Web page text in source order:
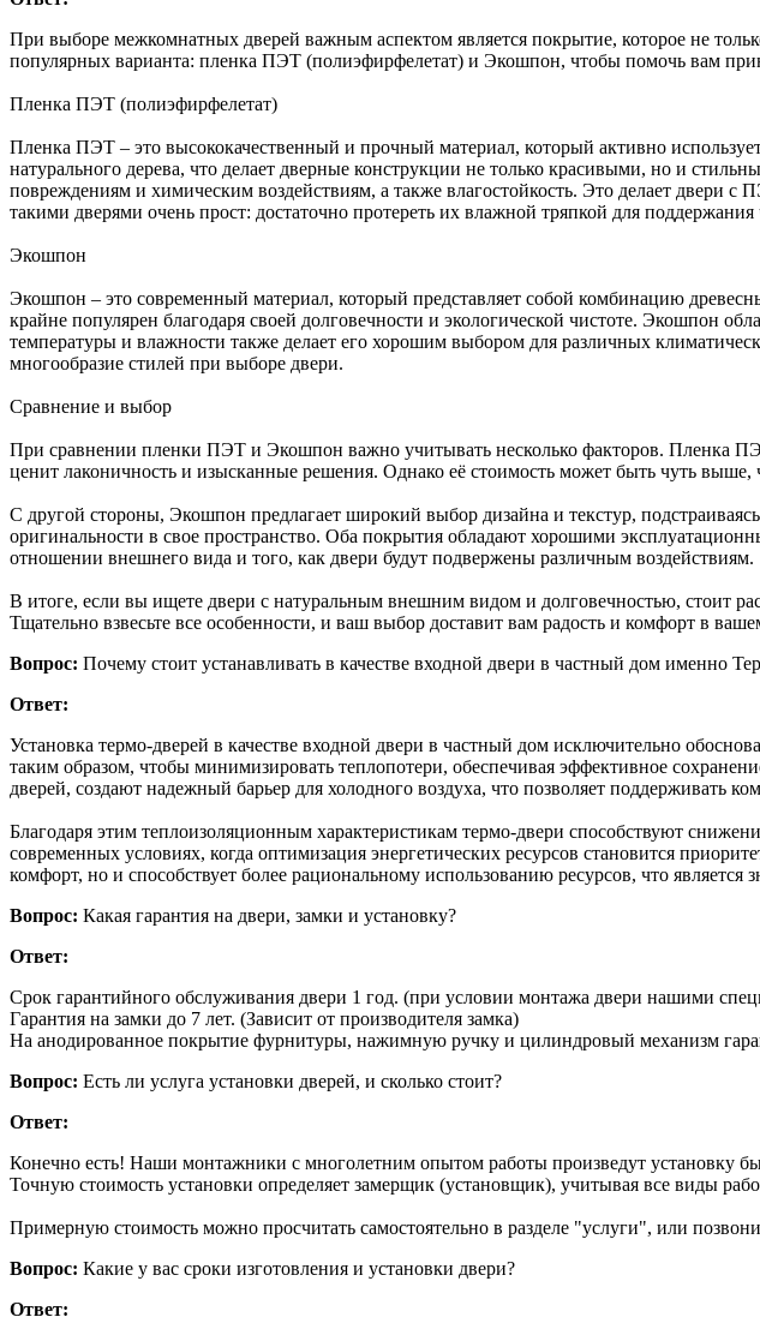
При выборе межкомнатных дверей важным аспектом является покрытие, которое не
популярных варианта: пленка ПЭТ (полиэфирфелетат) и Экошпон, чтобы помочь вам
Пленка ПЭТ (полиэфирфелетат)
Пленка ПЭТ – это высококачественный и прочный материал, который активно
натурального дерева, что делает дверные конструкции не только красивыми, но и
повреждениям и химическим воздействиям, а также влагостойкость. Это делает двери
такими дверями очень прост: достаточно протереть их влажной тряпкой для поддержания
Экошпон
Экошпон – это современный материал, который представляет собой комбинацию
крайне популярен благодаря своей долговечности и экологической чистоте. Экошпон
температуры и влажности также делает его хорошим выбором для различных
многообразие стилей при выборе двери.
Сравнение и выбор
При сравнении пленки ПЭТ и Экошпон важно учитывать несколько факторов. Пленка
ценит лаконичность и изысканные решения. Однако её стоимость может быть чуть
С другой стороны, Экошпон предлагает широкий выбор дизайна и текстур,
оригинальности в свое пространство. Оба покрытия обладают хорошими
отношении внешнего вида и того, как двери будут подвержены различным воздействиям.
В итоге, если вы ищете двери с натуральным внешним видом и долговечностью, стоит
Тщательно взвесьте все особенности, и ваш выбор доставит вам радость и комфорт в
Вопрос: Почему стоит устанавливать в качестве входной двери в частный дом именно
Ответ:
Установка термо-дверей в качестве входной двери в частный дом исключительно
таким образом, чтобы минимизировать теплопотери, обеспечивая эффективное
дверей, создают надежный барьер для холодного воздуха, что позволяет поддерживать
Благодаря этим теплоизоляционным характеристикам термо-двери способствуют
современных условиях, когда оптимизация энергетических ресурсов становится
комфорт, но и способствует более рациональному использованию ресурсов, что
Вопрос: Какая гарантия на двери, замки и установку?
Ответ:
Срок гарантийного обслуживания двери 1 год. (при условии монтажа двери нашими
Гарантия на замки до 7 лет. (Зависит от производителя замка)
На анодированное покрытие фурнитуры, нажимную ручку и цилиндровый механизм
Вопрос: Есть ли услуга установки дверей, и сколько стоит?
Ответ:
Конечно есть! Наши монтажники с многолетним опытом работы произведут установку
Точную стоимость установки определяет замерщик (установщик), учитывая все виды
Примерную стоимость можно просчитать самостоятельно в разделе "услуги", или
Вопрос: Какие у вас сроки изготовления и установки двери?
Ответ: